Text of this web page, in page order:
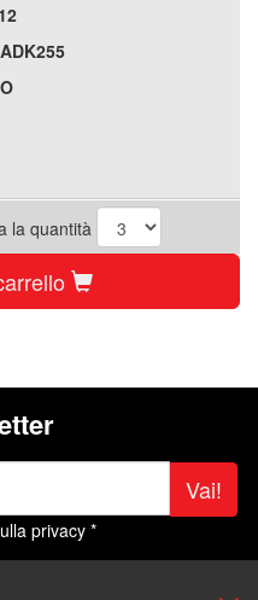
la quantità
Vai!
privacy *